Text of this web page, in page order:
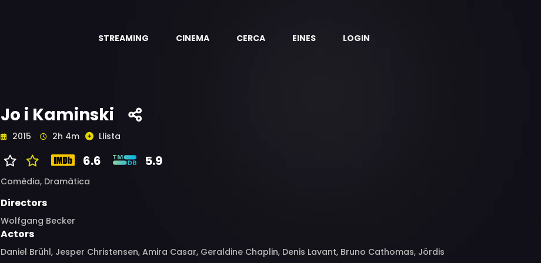
STREAMING CINEMA CERCA EINES LOGIN
Jo i Kaminski
2015 2h 4m Llista
6.6 5.9
Comèdia, Dramàtica
Directors
Wolfgang Becker
Actors
Daniel Brühl, Jesper Christensen, Amira Casar, Geraldine Chaplin, Denis Lavant, Bruno Cathomas, Jördis